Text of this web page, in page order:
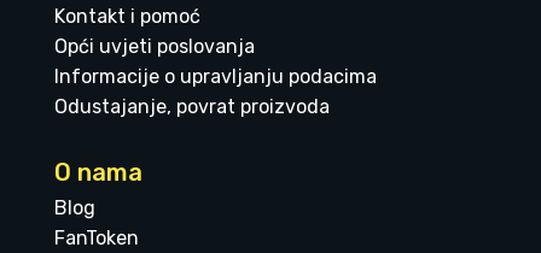
Kontakt i pomoć
Opći uvjeti poslovanja
Informacije o upravljanju podacima
Odustajanje, povrat proizvoda
O nama
Blog
FanToken